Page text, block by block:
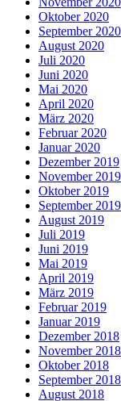
Oktober 2020
September 2020
August 2020
Juli 2020
Juni 2020
Mai 2020
April 2020
März 2020
Februar 2020
Januar 2020
Dezember 2019
November 2019
Oktober 2019
September 2019
August 2019
Juli 2019
Juni 2019
Mai 2019
April 2019
März 2019
Februar 2019
Januar 2019
Dezember 2018
November 2018
Oktober 2018
September 2018
August 2018